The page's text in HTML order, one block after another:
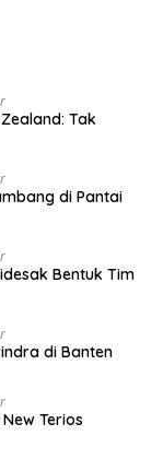
Tak
di Pantai
Bentuk Tim
di Banten
Terios